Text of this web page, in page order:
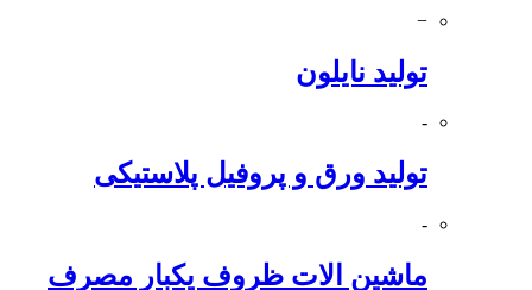
−
تولید نایلون
-
تولید ورق و پروفیل پلاستیکی
-
ماشین الات ظروف یکبار مصرف